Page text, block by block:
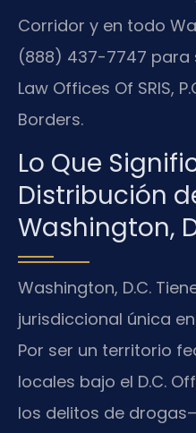
Corridor y en todo
(888) 437-7747 para
Law Offices Of SRIS,
Borders.
Lo Que
Distribución
Washington,
Washington, D.C.
jurisdiccional única
Por ser un territorio
locales bajo el D.C.
los delitos de